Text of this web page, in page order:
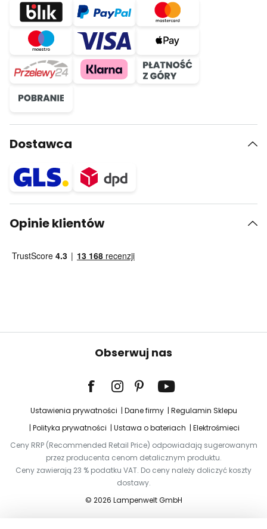
Dostawca
Opinie klientów
Obserwuj nas
Ustawienia prywatności Dane firmy
Regulamin Sklepu
Polityka prywatności
Ustawa o bateriach
Elektrośmieci
Ceny RRP (Recommended Retail Price) odpowiadają sugerowanym
przez producenta cenom detalicznym produktu.
Ceny zawierają 23 % podatku VAT. Do ceny należy doliczyć koszty
dostawy.
© 2026 Lampenwelt GmbH